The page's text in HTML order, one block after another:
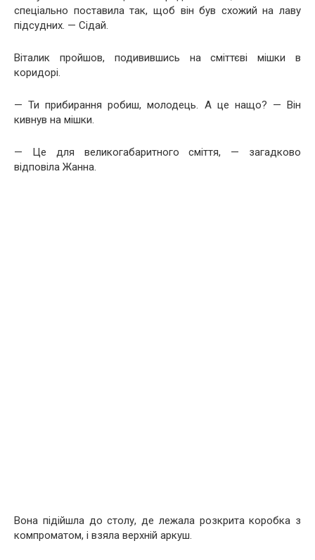
спеціально поставила так, щоб він був схожий на лаву
підсудних. — Сідай.
Віталик пройшов, подивившись на сміттєві мішки в
коридорі.
— Ти прибирання робиш, молодець. А це нащо? — Він
кивнув на мішки.
— Це для великогабаритного сміття, — загадково
відповіла Жанна.
Вона підійшла до столу, де лежала розкрита коробка з
компроматом, і взяла верхній аркуш.